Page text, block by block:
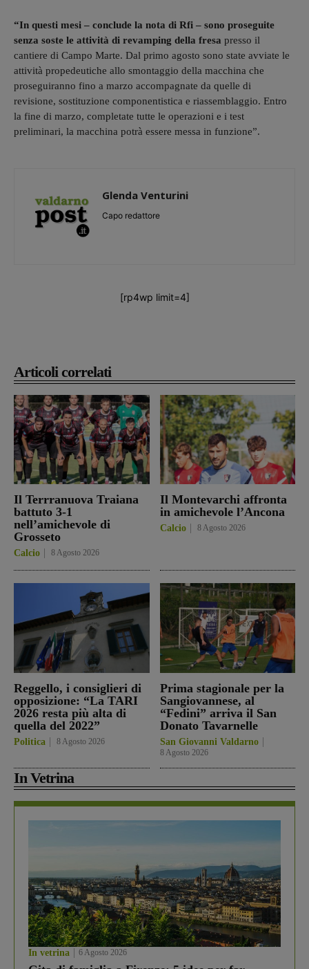
Articoli correlati
Il Terrranuova Traiana
battuto 3-1
nell’amichevole di
Grosseto
Calcio 8 Agosto 2026
Il Montevarchi affronta
in amichevole l’Ancona
Calcio 8 Agosto 2026
Reggello, i consiglieri di
opposizione: “La TARI
2026 resta più alta di
quella del 2022”
Politica 8 Agosto 2026
Prima stagionale per la
Sangiovannese, al
“Fedini” arriva il San
Donato Tavarnelle
San Giovanni Valdarno
8 Agosto 2026
In Vetrina
In vetrina 6 Agosto 2026
“In questi mesi – conclude la nota di Rfi – sono proseguite
senza soste le attività di revamping della fresa presso il
cantiere di Campo Marte. Dal primo agosto sono state avviate le
attività propedeutiche allo smontaggio della macchina che
proseguiranno fino a marzo accompagnate da quelle di
revisione, sostituzione componentistica e riassemblaggio. Entro
la fine di marzo, completate tutte le operazioni e i test
preliminari, la macchina potrà essere messa in funzione”.
Glenda Venturini
Capo redattore
[rp4wp limit=4]